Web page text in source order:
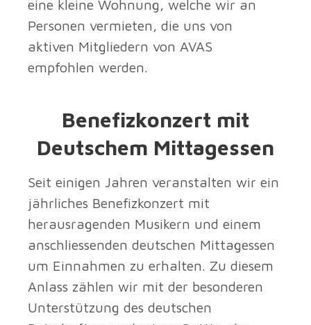
eine kleine Wohnung, welche wir an
Personen vermieten, die uns von
aktiven Mitgliedern von AVAS
empfohlen werden.
Benefizkonzert mit
Deutschem Mittagessen
Seit einigen Jahren veranstalten wir ein
jährliches Benefizkonzert mit
herausragenden Musikern und einem
anschliessenden deutschen Mittagessen
um Einnahmen zu erhalten. Zu diesem
Anlass zählen wir mit der besonderen
Unterstützung des deutschen